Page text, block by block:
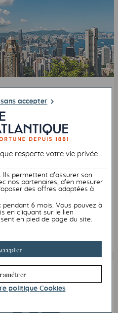
: convention
Kong
hongkongaise s’applique
2012 et à Hong-Kong
pour les
accepter
respecte votre vie privée.
Ils permettent d’assurer son
nos partenaires, d’en mesurer
des offres adaptées à
pendant 6 mois. Vous pouvez à
en cliquant sur le lien
en pied de page du site.
politique Cookies